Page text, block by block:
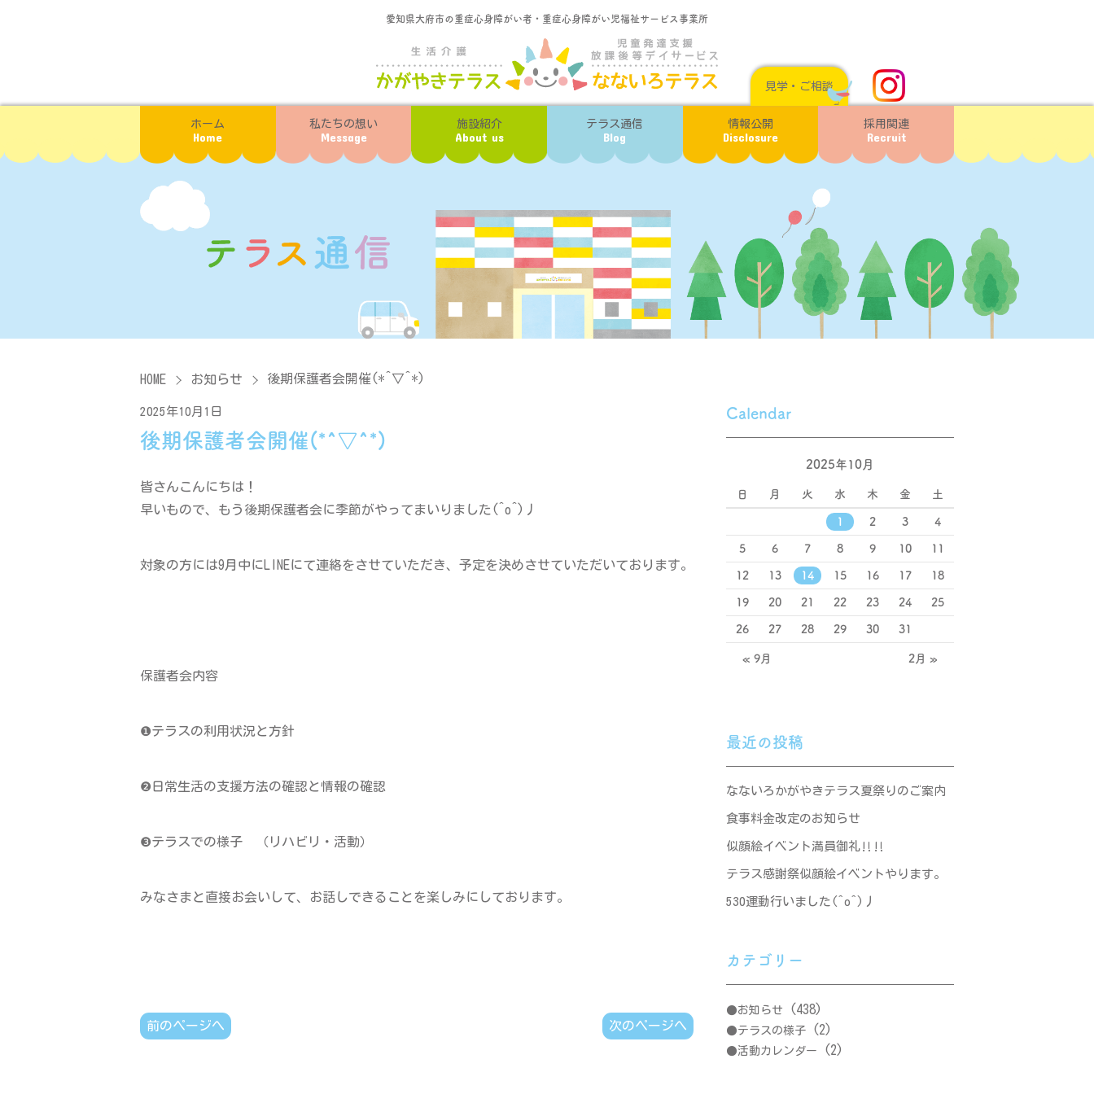
愛知県大府市の重症心身障がい者・重症心身障がい児福祉サービス事業所
ホーム
Home
私たちの想い
Message
施設紹介
About us
テラス通信
Blog
情報公開
Disclosure
採用関連
Recruit
見学・ご相談
HOME お知らせ 後期保護者会開催(*^▽^*)
2025年10月1日
後期保護者会開催(*^▽^*)
皆さんこんにちは！
早いもので、もう後期保護者会に季節がやってまいりました(^o^)丿
対象の方には9月中にLINEにて連絡をさせていただき、予定を決めさせていただいております。
保護者会内容
❶テラスの利用状況と方針
❷日常生活の支援方法の確認と情報の確認
❸テラスでの様子 （リハビリ・活動）
みなさまと直接お会いして、お話しできることを楽しみにしております。
前のページへ 次のページへ
Calendar
2025年10月
日 月 火 水 木 金 土
1 2 3 4
5 6 7 8 9 10 11
12 13 14 15 16 17 18
19 20 21 22 23 24 25
26 27 28 29 30 31
« 9月 2月 »
最近の投稿
なないろかがやきテラス夏祭りのご案内
食事料金改定のお知らせ
似顔絵イベント満員御礼‼‼
テラス感謝祭似顔絵イベントやります。
530運動行いました(^o^)丿
カテゴリー
お知らせ (438)
テラスの様子 (2)
活動カレンダー (2)